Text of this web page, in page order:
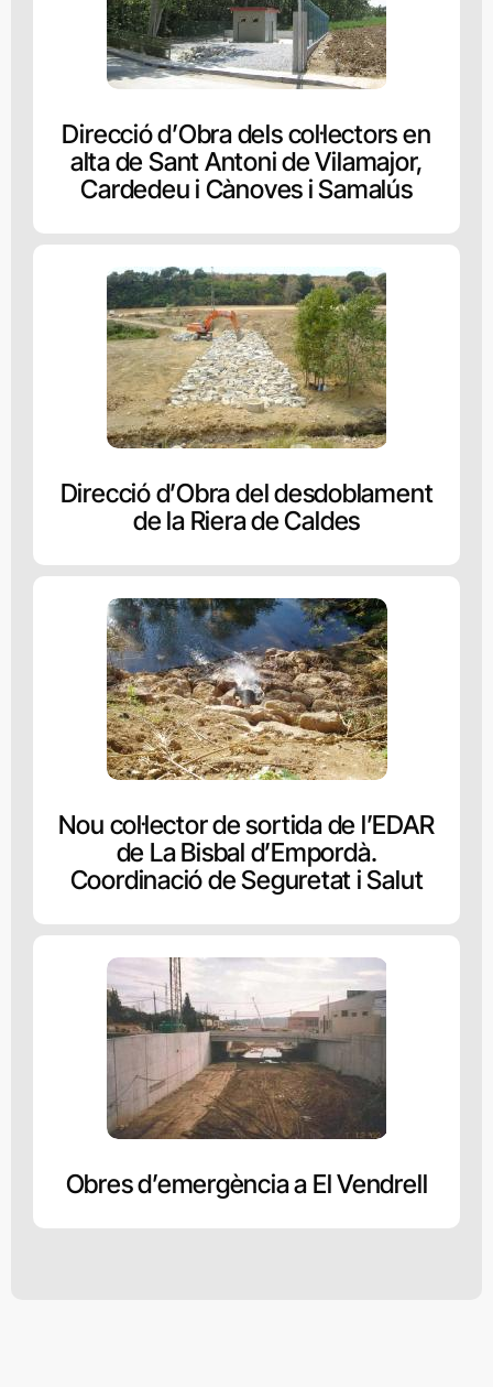
Direcció d’Obra dels col·lectors en
alta de Sant Antoni de Vilamajor,
Cardedeu i Cànoves i Samalús
Direcció d’Obra del desdoblament
de la Riera de Caldes
Nou col·lector de sortida de l’EDAR
de La Bisbal d’Empordà.
Coordinació de Seguretat i Salut
Obres d’emergència a El Vendrell